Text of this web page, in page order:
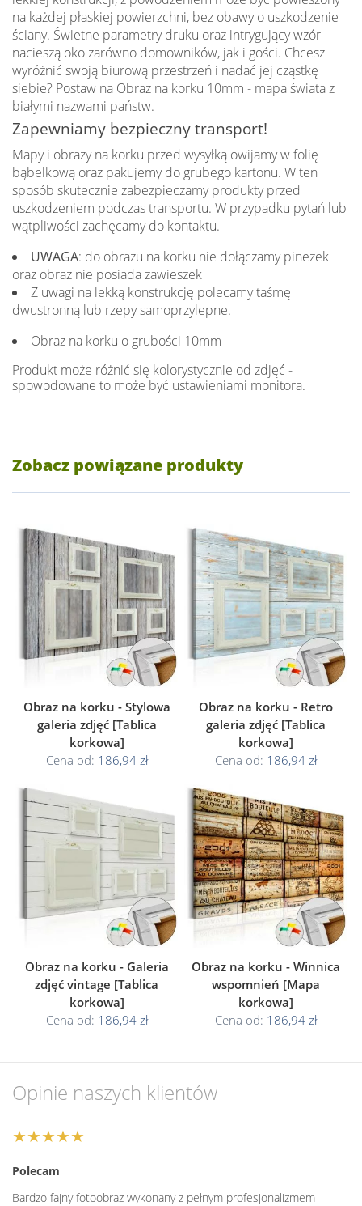
na każdej płaskiej powierzchni, bez obawy o uszkodzenie
ściany. Świetne parametry druku oraz intrygujący wzór
nacieszą oko zarówno domowników, jak i gości. Chcesz
wyróżnić swoją biurową przestrzeń i nadać jej cząstkę
siebie? Postaw na Obraz na korku 10mm - mapa świata z
białymi nazwami państw.
Zapewniamy bezpieczny transport!
Mapy i obrazy na korku przed wysyłką owijamy w folię
bąbelkową oraz pakujemy do grubego kartonu. W ten
sposób skutecznie zabezpieczamy produkty przed
uszkodzeniem podczas transportu. W przypadku pytań lub
wątpliwości zachęcamy do kontaktu.
UWAGA: do obrazu na korku nie dołączamy pinezek
oraz obraz nie posiada zawieszek
Z uwagi na lekką konstrukcję polecamy taśmę
dwustronną lub rzepy samoprzylepne.
Obraz na korku o grubości 10mm
Produkt może różnić się kolorystycznie od zdjęć -
spowodowane to może być ustawieniami monitora.
Zobacz powiązane produkty
Obraz na korku - Stylowa
galeria zdjęć [Tablica
korkowa]
Cena od: 186,94 zł
Obraz na korku - Retro
galeria zdjęć [Tablica
korkowa]
Cena od: 186,94 zł
Obraz na korku - Galeria
zdjęć vintage [Tablica
korkowa]
Cena od: 186,94 zł
Obraz na korku - Winnica
wspomnień [Mapa
korkowa]
Cena od: 186,94 zł
Opinie naszych klientów
★★★★★
Polecam
Bardzo fajny fotoobraz wykonany z pełnym profesjonalizmem